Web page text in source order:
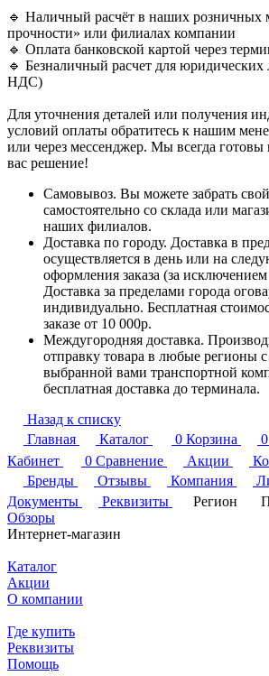
🔹 Наличный расчёт в наших розничных
прочности» или филиалах компании
🔹 Оплата банковской картой через
🔹 Безналичный расчет для
НДС)
Для уточнения деталей или получения
условий оплаты обратитесь к нашим
или через мессенджер. Мы всегда готовы
вас решение!
Самовывоз. Вы можете забрать
самостоятельно со склада или
наших филиалов.
Доставка по городу. Доставка в
осуществляется в день или на
оформления заказа (за
Доставка за пределами города
индивидуально. Бесплатная
заказе от 10 000р.
Междугородняя доставка.
отправку товара в любые регионы
выбранной вами транспортной
бесплатная доставка до терминала.
Назад к списку
Главная
Каталог 0 Корзина 0
Кабинет
0 Сравнение Акции
Бренды
Отзывы Компания
Документы
Реквизиты Регион
Обзоры
Интернет-магазин
Каталог
Акции
О компании
Где купить
Реквизиты
Помощь